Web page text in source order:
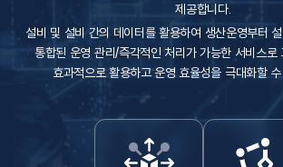
제공합니다.
설비 및 설비 간의 데이터를 활용하여 생산운영부터
통합된 운영 관리/즉각적인 처리가 가능한 서비스로
효과적으로 활용하고 운영 효율성을 극대화할